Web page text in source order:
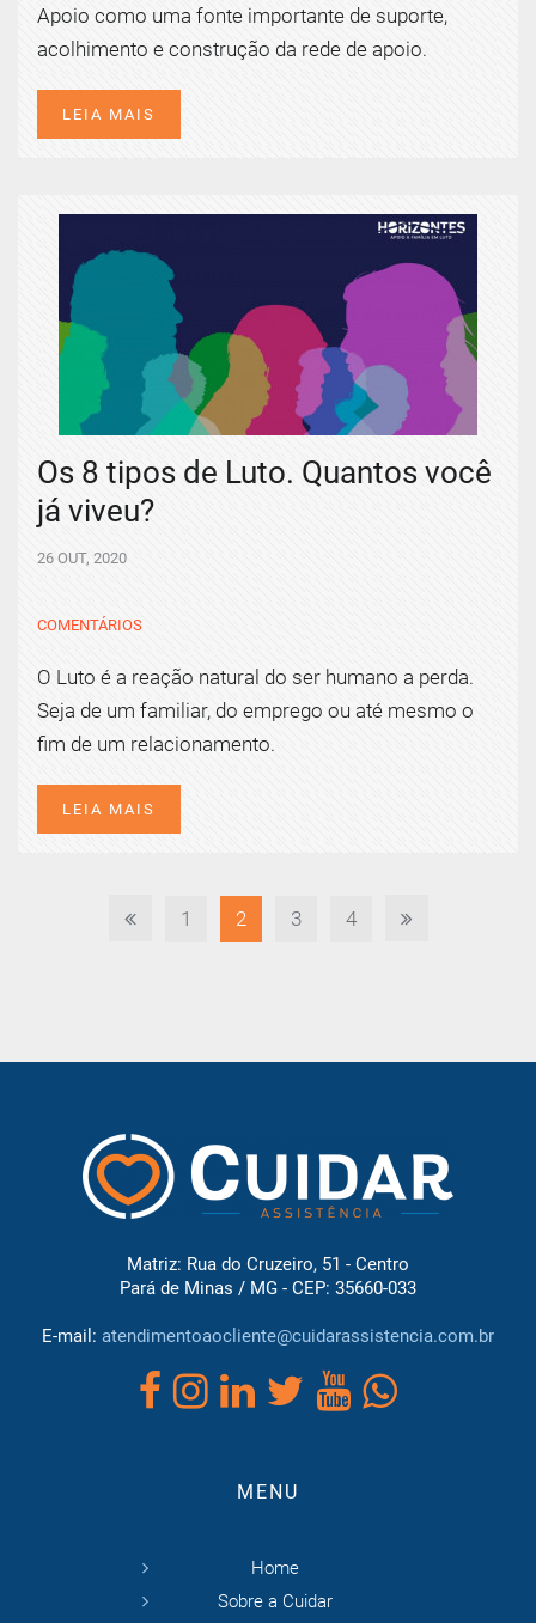
Apoio como uma fonte importante de suporte,
acolhimento e construção da rede de apoio.
LEIA MAIS
Os 8 tipos de Luto. Quantos você
já viveu?
26 OUT, 2020
COMENTÁRIOS
O Luto é a reação natural do ser humano a perda.
Seja de um familiar, do emprego ou até mesmo o
fim de um relacionamento.
LEIA MAIS
1 2 3 4
Matriz: Rua do Cruzeiro, 51 - Centro
Pará de Minas / MG - CEP: 35660-033
E-mail: atendimentoaocliente@cuidarassistencia.com.br
MENU
Home
Sobre a Cuidar